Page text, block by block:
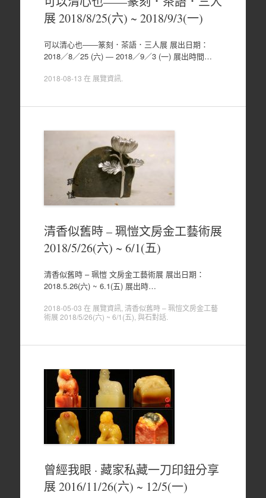
展 2018/8/25(六) ~ 2018/9/3(一)
可以清心也――篆刻．茶語．三人展 展出日期：
2018／8／25 (六) ― 2018／9／3 (一) 展出時間…
2018-08-13 在 展覽資訊
清香似舊時 – 珮愷文房金工藝術展
2018/5/26(六) ~ 6/1(五)
清香似舊時 – 珮愷 文房金工藝術展 展出日期：
2018.5.26(六) ~ 6.1(五) 展出時…
2018-05-03 在 展覽資訊 清香似舊時 – 珮愷文房金工藝
術展 2018/5/26(六) ~ 6/1(五) 與石對話.
曾經我眼 · 藏家私藏一刀印鈕分享
展 2016/11/26(六) ~ 12/5(一)